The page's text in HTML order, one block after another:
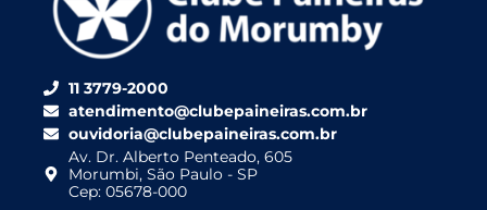
11 3779-2000
atendimento@clubepaineiras.com.br
ouvidoria@clubepaineiras.com.br
Av. Dr. Alberto Penteado, 605
Morumbi, São Paulo - SP
Cep: 05678-000